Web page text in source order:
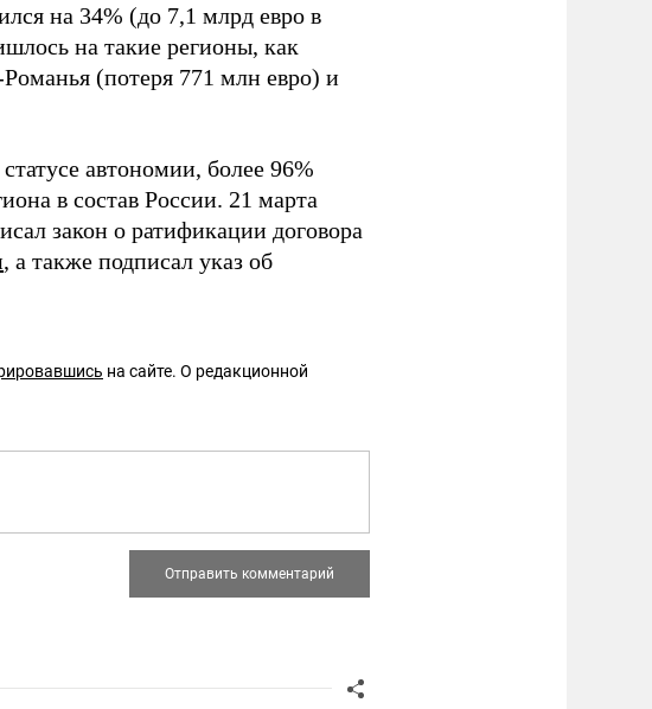
на 34% (до 7,1 млрд евро в
на такие регионы, как
(потеря 771 млн евро) и
автономии, более 96%
в состав России. 21 марта
закон о ратификации договора
, а также подписал указ об
на сайте. О редакционной